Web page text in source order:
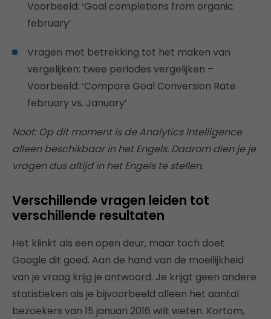
Voorbeeld: ‘Goal completions from organic
february’
Vragen met betrekking tot het maken van
vergelijken: twee periodes vergelijken –
Voorbeeld: ‘Compare Goal Conversion Rate
february vs. January’
Noot: Op dit moment is de Analytics Intelligence
alleen beschikbaar in het Engels. Daarom dien je je
vragen dus altijd in het Engels te stellen.
Verschillende vragen leiden tot
verschillende resultaten
Het klinkt als een open deur, maar toch doet
Google dit goed. Aan de hand van de moeilijkheid
van je vraag krijg je antwoord. Je krijgt geen andere
statistieken als je bijvoorbeeld alleen het aantal
bezoekers van 15 januari 2016 wilt weten. Kortom,